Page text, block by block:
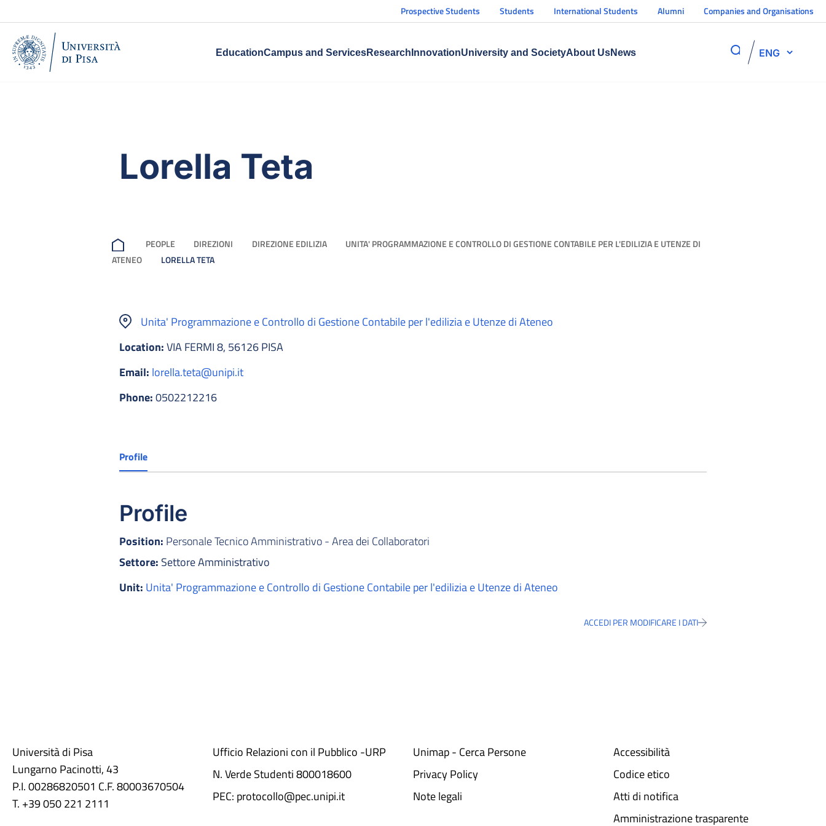
Prospective Students Students International Students Alumni Companies and Organisations
EducationCampus and ServicesResearch InnovationUniversity and SocietyAbout UsNews ENG
Lorella Teta
PEOPLE DIREZIONI DIREZIONE EDILIZIA
UNITA' PROGRAMMAZIONE E CONTROLLO DI GESTIONE CONTABILE PER L'EDILIZIA E UTENZE DI
ATENEO
LORELLA TETA
Unita' Programmazione e Controllo di Gestione Contabile per l'edilizia e Utenze di Ateneo
Location:VIA FERMI 8, 56126 PISA
Email: lorella.teta@unipi.it
Phone:0502212216
Profile
Profile
Position: Personale Tecnico Amministrativo - Area dei Collaboratori
Settore: Settore Amministrativo
Unit: Unita' Programmazione e Controllo di Gestione Contabile per l'edilizia e Utenze di Ateneo
ACCEDI PER MODIFICARE I DATI
Università di Pisa
Lungarno Pacinotti, 43
P.I. 00286820501 C.F. 80003670504
T. +39 050 221 2111
Ufficio Relazioni con il Pubblico -URP
N. Verde Studenti 800018600​
PEC: protocollo@pec.unipi.it
Unimap - Cerca Persone
Privacy Policy
Note legali
Accessibilità
Codice etico
Atti di notifica
Amministrazione trasparente